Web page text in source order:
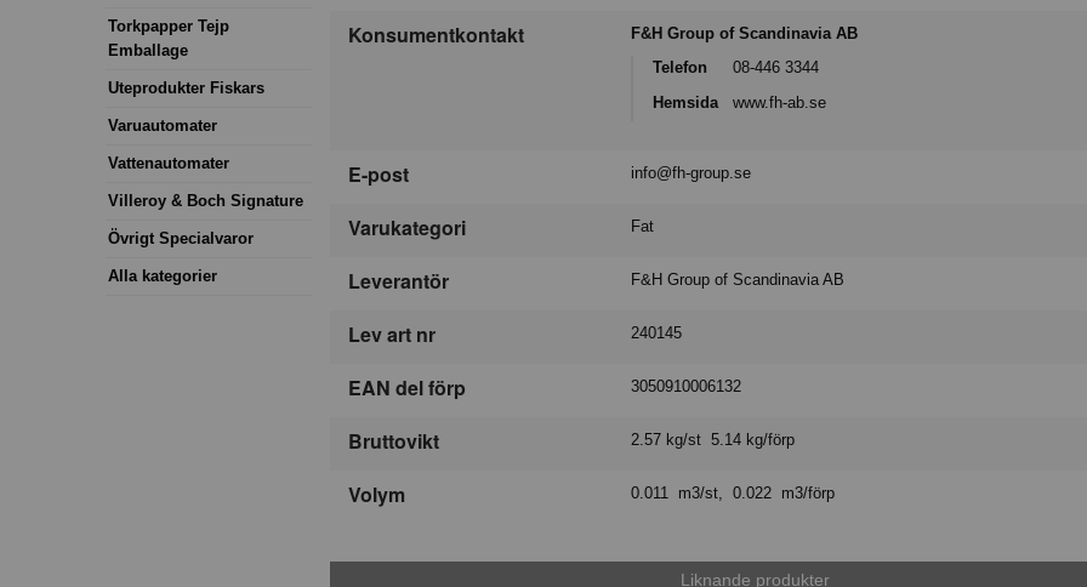
Torkpapper Tejp
Emballage
Uteprodukter Fiskars
Varuautomater
Vattenautomater
Villeroy & Boch Signature
Övrigt Specialvaror
Alla kategorier
Konsumentkontakt
F&H Group of Scandinavia AB
Telefon
08-446 3344
Hemsida
www.fh-ab.se
E-post info@fh-group.se
Varukategori Fat
Leverantör F&H Group of Scandinavia AB
Lev art nr 240145
EAN del förp 3050910006132
Bruttovikt 2.57 kg/st 5.14 kg/förp
Volym 0.011 m3/st, 0.022 m3/förp
Liknande produkter